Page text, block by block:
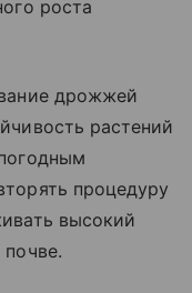
роста
дрожжей
растений
процедуру
высокий